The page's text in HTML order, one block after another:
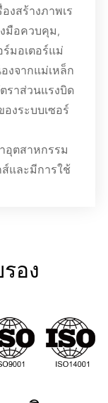
งสร้างภาพเร
มือควบคุม,
ร์มอเตอร์แม่
งจากแม่เหล็ก
ราส่วนแรงบิด
งระบบเซอร์
ตสาหกรรม
และมีการใช้
อง